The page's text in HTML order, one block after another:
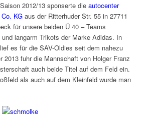
2012/13 sponserte die autocenter
KG aus der Ritterhuder Str. 55 in 27711
für unsere beiden Ü 40 – Teams
langarm Trikots der Marke Adidas. In
es für die SAV-Oldies seit dem nahezu
2013 fuhr die Mannschaft von Holger Franz
auch beide Titel auf dem Feld ein.
als auch auf dem Kleinfeld wurde man